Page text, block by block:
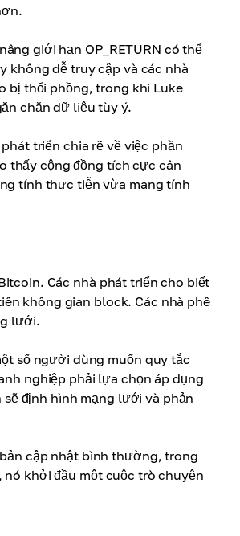
giới hạn OP_RETURN có thể
không dễ truy cập và các nhà
bị thổi phồng, trong khi Luke
chặn dữ liệu tùy ý.
triển chia rẽ về việc phần
thấy cộng đồng tích cực cân
tính thực tiễn vừa mang tính
Các nhà phát triển cho biết
không gian block. Các nhà phê
lưới.
số người dùng muốn quy tắc
nghiệp phải lựa chọn áp dụng
định hình mạng lưới và phản
cập nhật bình thường, trong
khởi đầu một cuộc trò chuyện